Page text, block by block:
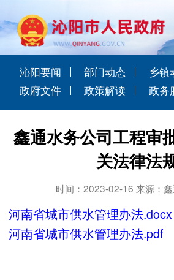
沁阳要闻 部门动态 乡镇
政府文件
政策解读 政务
鑫通水务公司工程审
关法律法
时间：2023-02-16 来源：
河南省城市供水管理办法.docx
河南省城市供水管理办法.pdf